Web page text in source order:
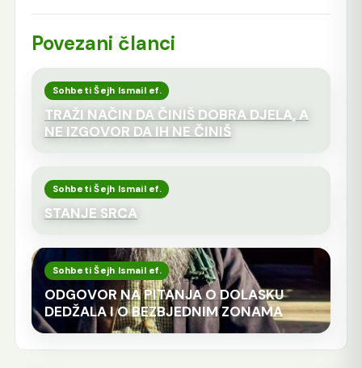
Povezani članci
Sohbeti Šejh Ismail ef.
TRAŽI NAČIN DA ČINIŠ DOBRA DJELA, A
NE IZGOVOR DA IH NE ČINIŠ
Sohbeti Šejh Ismail ef.
STANJE SRCA
Sohbeti Šejh Ismail ef.
ODGOVOR NA PITANJA O DOLASKU
DEDŽALA I O BEZBJEDNIM ZONAMA